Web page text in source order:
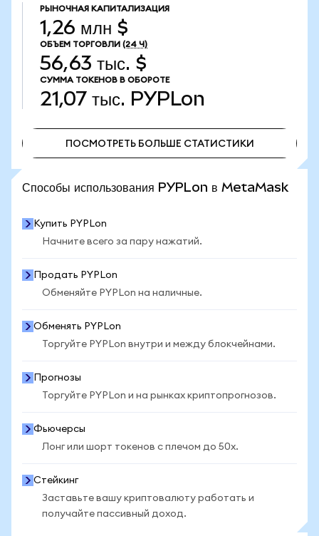
РЫНОЧНАЯ КАПИТАЛИЗАЦИЯ
1,26 млн $
ОБЪЕМ ТОРГОВЛИ (24 Ч)
56,63 тыс. $
СУММА ТОКЕНОВ В ОБОРОТЕ
21,07 тыс. PYPLon
ПОСМОТРЕТЬ БОЛЬШЕ СТАТИСТИКИ
Способы использования PYPLon в MetaMask
Купить PYPLon
Начните всего за пару нажатий.
Продать PYPLon
Обменяйте PYPLon на наличные.
Обменять PYPLon
Торгуйте PYPLon внутри и между блокчейнами.
Прогнозы
Торгуйте PYPLon и на рынках криптопрогнозов.
Фьючерсы
Лонг или шорт токенов с плечом до 50x.
Стейкинг
Заставьте вашу криптовалюту работать и
получайте пассивный доход.